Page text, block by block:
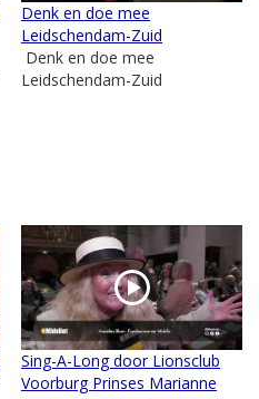
Denk en doe mee
Leidschendam-Zuid
Denk en doe mee
Leidschendam-Zuid
Sing-A-Long door Lionsclub
Voorburg Prinses Marianne